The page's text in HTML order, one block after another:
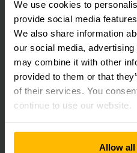
We use cookies to
provide social media
We also share information
our social media,
may combine it with other
provided to them or that
of their services. You
continue to use our website.
Allow
Servicio de
Jungheinrich